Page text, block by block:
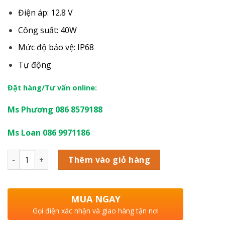
Điện áp: 12.8 V
Công suất: 40W
Mức độ bảo vệ: IP68
Tự động
Đặt hàng/Tư vấn online:
Ms Phương 086 8579188
Ms Loan 086 9971186
Số lượng Thêm vào giỏ hàng
MUA NGAY
Gọi điện xác nhận và giao hàng tận nơi